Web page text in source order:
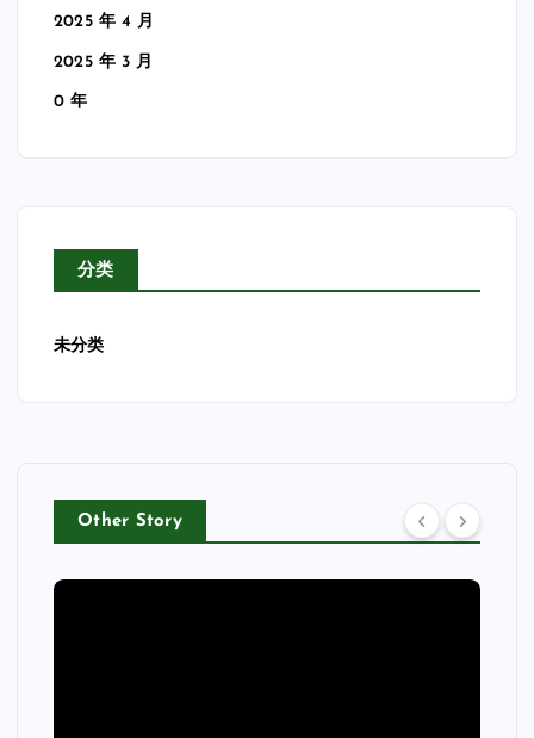
2025 年 4 月
2025 年 3 月
0 年
分类
未分类
Other Story